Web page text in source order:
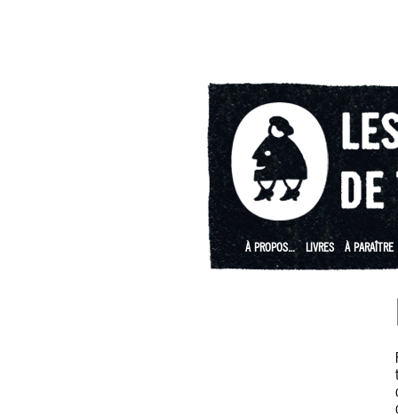
À PROPOS… LIVRES À PARAÎTRE